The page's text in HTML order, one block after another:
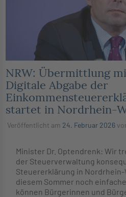
NRW: Übermittlung
Digitale Abgabe der
startet in Nordrhein-
Veröffentlicht am 24. Februar 2026
Minister Dr. Optendrenk: Wir
der Steuerverwaltung
Steuererklärung in
diesem Sommer noch
können Bürgerinnen und